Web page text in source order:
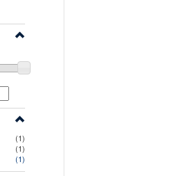
(1)
(1)
(1)